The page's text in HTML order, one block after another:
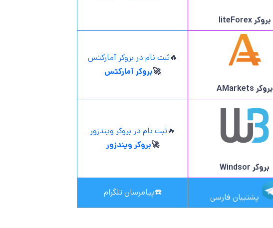
بروکرliteForex
بروکر AMarkets
🔥ثبت نام در بروکر آمارکتس
🚀بروکر آمارکتس
بروکر Windsor
🔥ثبت نام در بروکر ویندزور
🚀بروکر ویندزور
پشتیبان فارسی ☎️پیامرسان تلگرام